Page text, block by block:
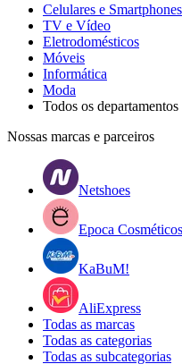
Celulares e Smartphones
TV e Vídeo
Eletrodomésticos
Móveis
Informática
Moda
Todos os departamentos
Nossas marcas e parceiros
Netshoes
Epoca Cosméticos
KaBuM!
AliExpress
Todas as marcas
Todas as categorias
Todas as subcategorias